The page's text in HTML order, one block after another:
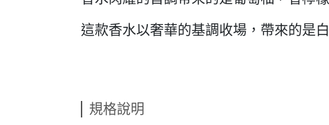
這款香水以奢華的基調收場，帶來的是
規格說明